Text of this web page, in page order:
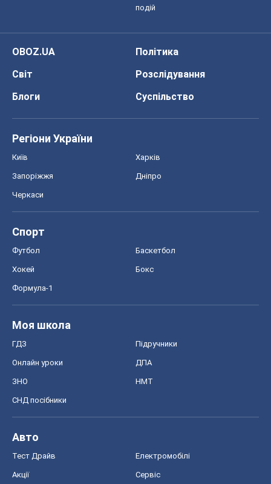
подій
OBOZ.UA
Політика
Світ
Розслідування
Блоги
Суспільство
Регіони України
Київ Харків
Запоріжжя Дніпро
Черкаси
Спорт
Футбол Баскетбол
Хокей Бокс
Формула-1
Моя школа
ГДЗ Підручники
Онлайн уроки ДПА
ЗНО НМТ
СНД посібники
Авто
Тест Драйв Електромобілі
Акції Сервіс